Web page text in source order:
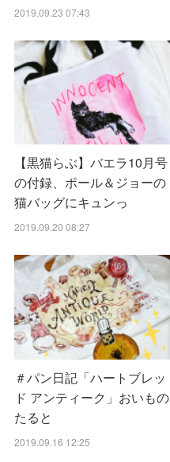
2019.09.23 07:43
【黒猫らぶ】バエラ10月号
の付録、ポール＆ジョーの
猫バッグにキュンっ
2019.09.20 08:27
＃パン日記「ハートブレッ
ド アンティーク」おいもの
たると
2019.09.16 12:25